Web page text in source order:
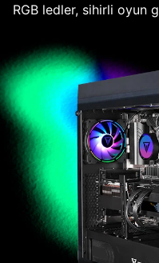
RGB ledler, sihirli oyun